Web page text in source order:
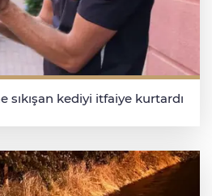
sıkışan kediyi itfaiye kurtardı